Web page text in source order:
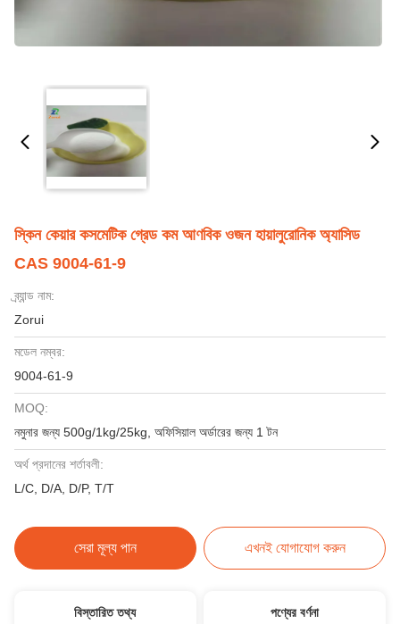
স্কিন কেয়ার কসমেটিক গ্রেড কম আণবিক ওজন হায়ালুরোনিক অ্যাসিড
CAS 9004-61-9
ব্র্যান্ড নাম:
Zorui
মডেল নম্বর:
9004-61-9
MOQ:
নমুনার জন্য 500g/1kg/25kg, অফিসিয়াল অর্ডারের জন্য 1 টন
অর্থ প্রদানের শর্তাবলী:
L/C, D/A, D/P, T/T
সেরা মূল্য পান এখনই যোগাযোগ করুন
বিস্তারিত তথ্য পণ্যের বর্ণনা